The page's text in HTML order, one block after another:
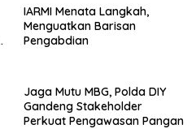
IARMI Menata Langkah,
Menguatkan Barisan
Pengabdian
Jaga Mutu MBG, Polda DIY
Gandeng Stakeholder
Perkuat Pengawasan Pangan